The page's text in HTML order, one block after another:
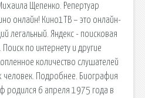
Щепенко. Репертуар
онлайн! Кино1ТВ – это онлайн-
легальный. Яндекс - поисковая
по интернету и другие
количество слушателей
человек. Подробнее. Биография
родился 6 апреля 1975 года в